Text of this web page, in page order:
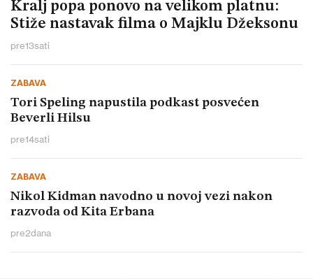
Kralj popa ponovo na velikom platnu:
Stiže nastavak filma o Majklu Džeksonu
pre13sati
ZABAVA
Tori Speling napustila podkast posvećen
Beverli Hilsu
pre14sati
ZABAVA
Nikol Kidman navodno u novoj vezi nakon
razvoda od Kita Erbana
pre2dana